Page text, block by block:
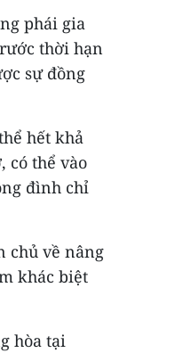
phái gia
thời hạn
sự đồng
hết khả
có thể vào
đình chỉ
chủ về nâng
khác biệt
hòa tại